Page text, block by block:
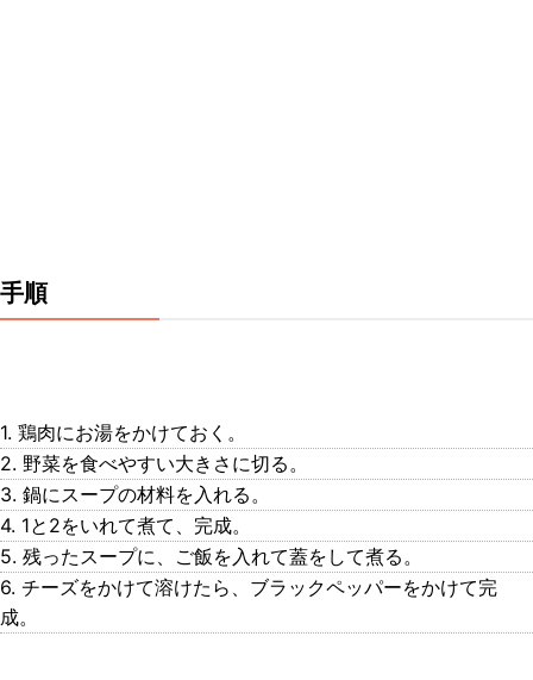
手順
1. 鶏肉にお湯をかけておく。
2. 野菜を食べやすい大きさに切る。
3. 鍋にスープの材料を入れる。
4. 1と2をいれて煮て、完成。
5. 残ったスープに、ご飯を入れて蓋をして煮る。
6. チーズをかけて溶けたら、ブラックペッパーをかけて完
成。